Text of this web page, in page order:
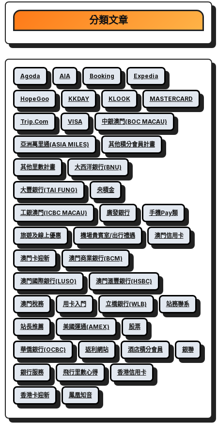
分類文章
Agoda AIA Booking Expedia
HopeGoo KKDAY KLOOK MASTERCARD
Trip.com VISA 中銀澳門(BOC MACAU)
亞洲萬里通(ASIA MILES) 其他積分會員計畫
其他里數計畫 大西洋銀行(BNU)
大豐銀行(TAI FUNG) 央積金
工銀澳門(ICBC MACAU) 廣發銀行 手機Pay類
旅遊及線上優惠 機場貴賓室/出行禮遇 澳門信用卡
澳門卡迎新 澳門商業銀行(BCM)
澳門國際銀行(LUSO) 澳門滙豐銀行(HSBC)
澳門稅務 用卡入門 立橋銀行(WLB) 站務聯系
站長推薦 美國運通(AMEX) 股票
華僑銀行(OCBC) 返利網站 酒店積分會員 銀聯
銀行服務 飛行里數心得 香港信用卡
香港卡迎新 鳳凰知音